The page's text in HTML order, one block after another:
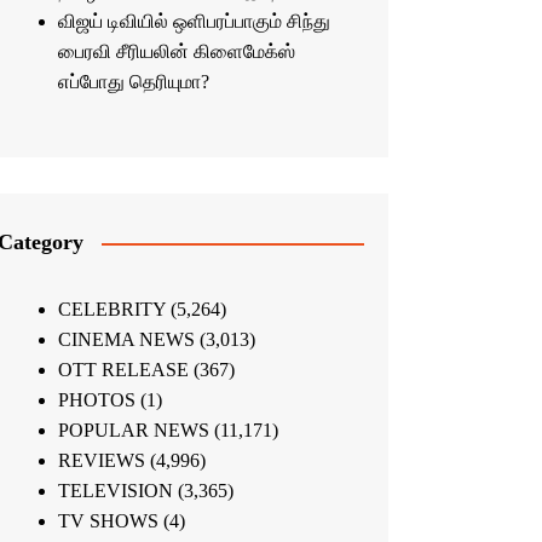
விஜய் டிவியில் ஒளிபரப்பாகும் சிந்து
பைரவி சீரியலின் கிளைமேக்ஸ்
எப்போது தெரியுமா?
CELEBRITY(5,264)
CINEMA NEWS (3,013)
OTT RELEASE (367)
PHOTOS (1)
POPULAR NEWS (11,171)
REVIEWS (4,996)
TELEVISION (3,365)
TV SHOWS (4)